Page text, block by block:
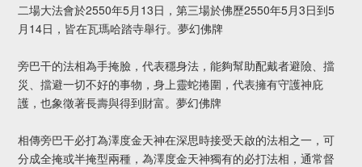
二場大法會於2550年5月13日，第三場於佛歷2550年5月3日到5
月14日，皆在瓦瑪哈踏寺舉行。夢幻佛牌
旁巴干的法相為手掩臉，代表穩身法，能夠幫助配戴者避險、擋
災、擋避一切不好的事物，身上靈蛇捲圍，代表擁有守護神庇
護，也象徵著長壽與得到財富。夢幻佛牌
相傳旁巴干必打為澤度金天神在深思時接受天啟的法相之一，可
分成全掩或半掩型兩種，為澤度金天神獨有的必打法相，通常督